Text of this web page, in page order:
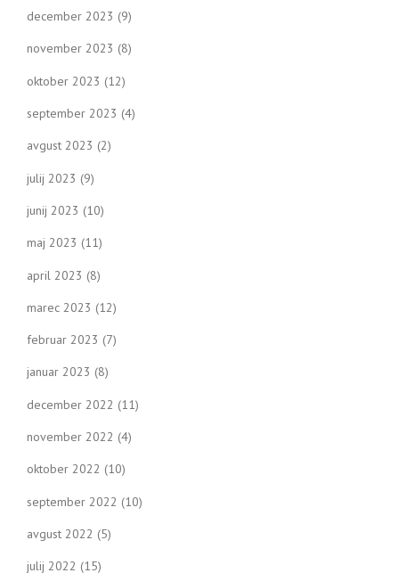
december 2023 (9)
november 2023 (8)
oktober 2023 (12)
september 2023 (4)
avgust 2023 (2)
julij 2023 (9)
junij 2023 (10)
maj 2023 (11)
april 2023 (8)
marec 2023 (12)
februar 2023 (7)
januar 2023 (8)
december 2022 (11)
november 2022 (4)
oktober 2022 (10)
september 2022 (10)
avgust 2022 (5)
julij 2022 (15)